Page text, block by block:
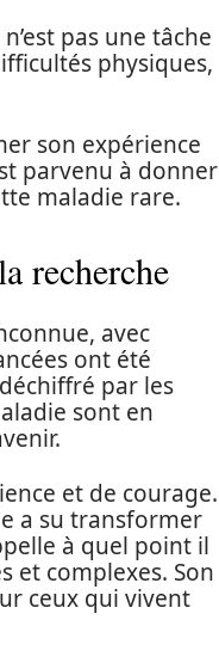
pas une tâche
physiques,
son expérience
parvenu à donner
maladie rare.
recherche
avec
ont été
par les
sont en
et de courage.
a su transformer
à quel point il
et complexes. Son
ceux qui vivent